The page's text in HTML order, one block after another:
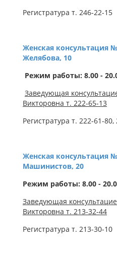
Регистратура т. 246-22-15
Женская консультация
Желябова, 10
Режим работы: 8.00 -
Заведующая
Викторовна т. 222-65-13
Регистратура т. 222-61-
Женская консультация
Машинистов, 20
Режим работы: 8.00 -
Заведующая
Викторовна т. 213-32-44
Регистратура т. 213-30-10